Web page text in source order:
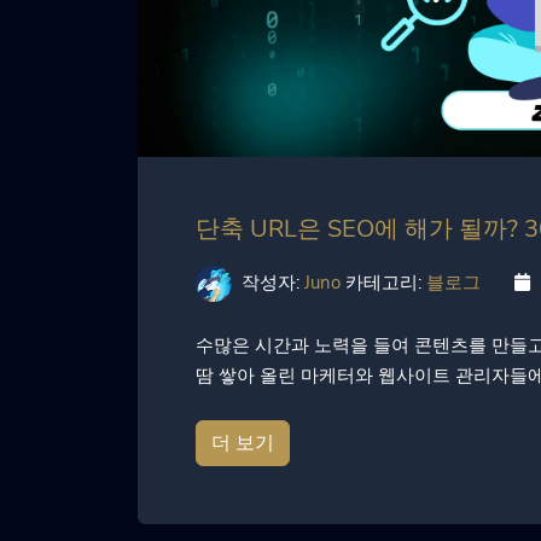
단축 URL은 SEO에 해가 될까?
작성자: Juno 카테고리: 블로그
수많은 시간과 노력을 들여 콘텐츠를 만들
땀 쌓아 올린 마케터와 웹사이트 관리자들
더 보기